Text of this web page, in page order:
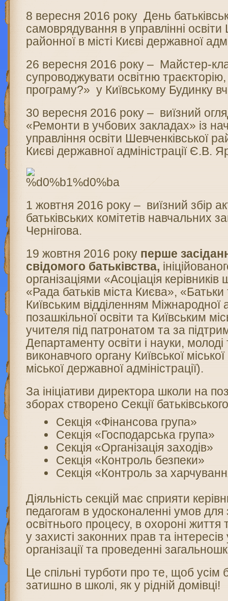
8 вересня 2016 року День
самоврядування в управлінні освіти
районної в місті Києві державної
26 вересня 2016 року – Майстер-
супроводжувати освітню
програму?» у Київському Будинку
30 вересня 2016 року – виїзний
«Ремонти в учбових закладах» із
управління освіти Шевченківської
Києві державної адміністрації Є.В.
1 жовтня 2016 року – виїзний збір
батьківських комітетів навчальних
Чернігова.
19 жовтня 2016 року перше
свідомого батьківства,
організаціями «Асоціація
«Рада батьків міста Києва»,
Київським відділенням Міжнародної
позашкільної освіти та Київським
учителя під патронатом та за
Департаменту освіти і науки, молоді
виконавчого органу Київської
міської державної адміністрації).
За ініціативи директора школи на
зборах створено Секції
Секція «Фінансова група»
Секція «Господарська група»
Секція «Організація заходів»
Секція «Контроль безпеки»
Секція «Контроль за
Діяльність секцій має сприяти
педагогам в удосконаленні умов для
освітнього процесу, в охороні життя
у захисті законних прав та інтересів
організації та проведенні
Це спільні турботи про те, щоб усім
затишно в школі, як у рідній домівці!